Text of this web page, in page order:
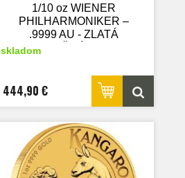
1/10 oz WIENER
PHILHARMONIKER –
.9999 AU - ZLATÁ
INVESTIČNÁ MINCA -
skladom
444,90 €